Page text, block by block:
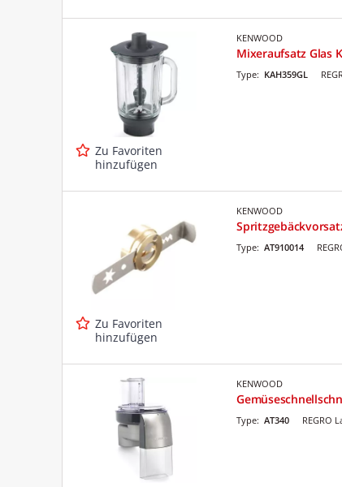
Zu Favoriten
hinzufügen
KENWOOD
Mixeraufsatz Glas
Type: KAH359GL
Zu Favoriten
hinzufügen
KENWOOD
Type: AT910014
KENWOOD
REGRO
Type: AT340